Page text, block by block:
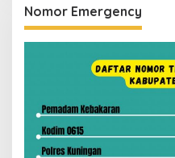
Nomor Emergency